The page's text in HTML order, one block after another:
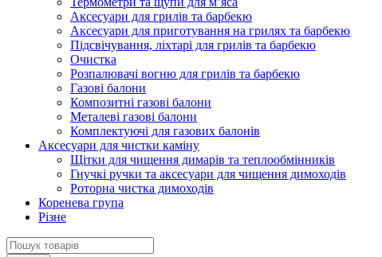
Аксесуари для грилів та барбекю
Аксесуари для приготування на грилях та барбекю
Підсвічування, ліхтарі для грилів та барбекю
Очистка
Розпалювачі вогню для грилів та барбекю
Газові балони
Композитні газові балони
Металеві газові балони
Комплектуючі для газових балонів
Аксесуари для чистки каміну
Щітки для чищення димарів та теплообмінників
Гнучкі ручки та аксесуари для чищення димоходів
Роторна чистка димоходів
Коренева група
Різне